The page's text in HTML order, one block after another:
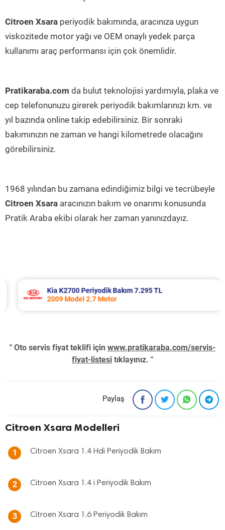
Citroen Xsara periyodik bakımında, aracınıza uygun
viskozitede motor yağı ve OEM onaylı yedek parça
kullanımı araç performansı için çok önemlidir.
Pratikaraba.com da bulut teknolojisi yardımıyla, plaka ve
cep telefonunuzu girerek periyodik bakımlarınızı km. ve
yıl bazında online takip edebilirsiniz. Bir sonraki
bakımınızın ne zaman ve hangi kilometrede olacağını
görebilirsiniz.
1968 yılından bu zamana edindiğimiz bilgi ve tecrübeyle
Citroen Xsara aracınızın bakım ve onarımı konusunda
Pratik Araba ekibi olarak her zaman yanınızdayız.
Kia K2700 Periyodik Bakım 7.295 TL
2009 Model 2.7 Motor
" Oto servis fiyat teklifi için www.pratikaraba.com/servis-
fiyat-listesi tıklayınız. "
Paylaş
Citroen Xsara Modelleri
1 Citroen Xsara 1.4 Hdi Periyodik Bakım
2 Citroen Xsara 1.4 i Periyodik Bakım
3 Citroen Xsara 1.6 Periyodik Bakım